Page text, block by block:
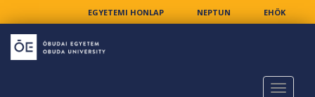
EGYETEMI HONLAP NEPTUN EHÖK